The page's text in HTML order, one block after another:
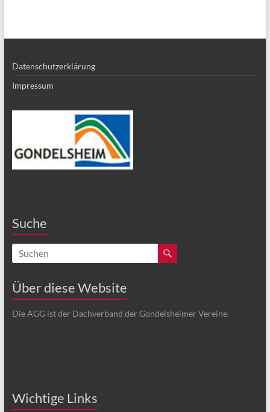
Datenschutzerklärung
Impressum
Suche
Über diese Website
Die AGG ist der Dachverband der Gondelsheimer Vereine.
Wichtige Links